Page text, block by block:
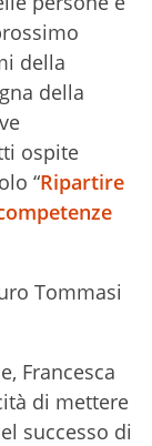
della
della
ospite
“Ripartire
Tommasi
Francesca
di mettere
successo di